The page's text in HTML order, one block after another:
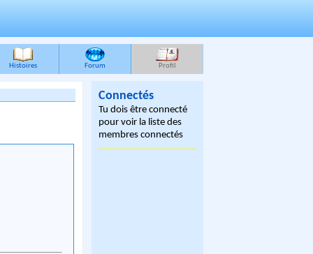
Histoires Forum Profil
Connectés
Tu dois être connecté
pour voir la liste des
membres connectés